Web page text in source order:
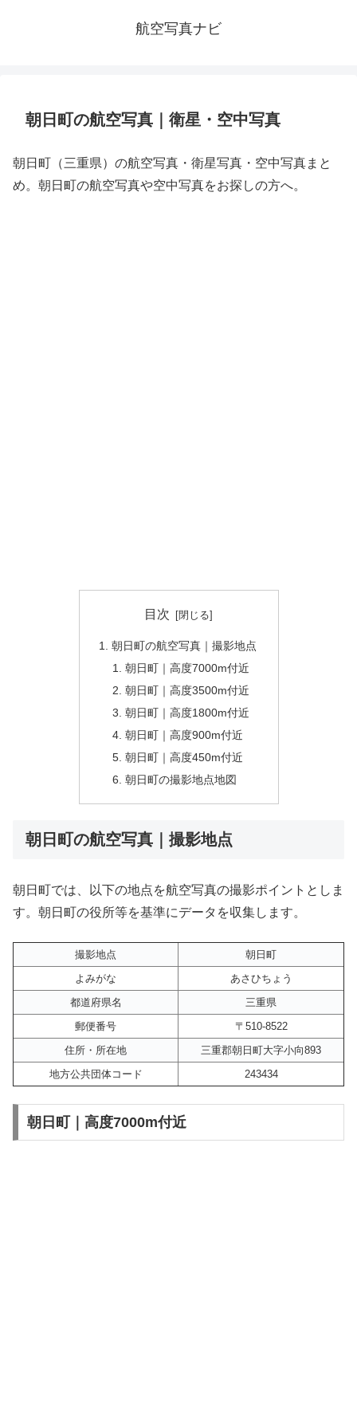
航空写真ナビ
朝日町の航空写真｜衛星・空中写真
朝日町（三重県）の航空写真・衛星写真・空中写真まと
め。朝日町の航空写真や空中写真をお探しの方へ。
目次
朝日町の航空写真｜撮影地点
朝日町｜高度7000m付近
朝日町｜高度3500m付近
朝日町｜高度1800m付近
朝日町｜高度900m付近
朝日町｜高度450m付近
朝日町の撮影地点地図
朝日町の航空写真｜撮影地点
朝日町では、以下の地点を航空写真の撮影ポイントとしま
す。朝日町の役所等を基準にデータを収集します。
撮影地点
朝日町
よみがな
あさひちょう
都道府県名
三重県
郵便番号
〒510-8522
住所・所在地
三重郡朝日町大字小向893
地方公共団体コード
243434
朝日町｜高度7000m付近